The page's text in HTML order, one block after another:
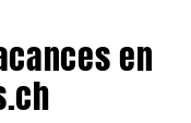
en